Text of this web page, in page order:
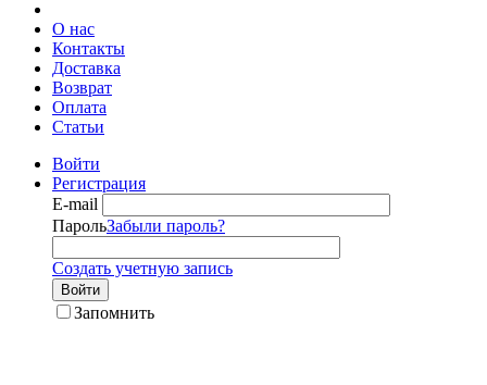
О нас
Контакты
Доставка
Возврат
Оплата
Статьи
Войти
Регистрация
E-mail
ПарольЗабыли пароль?
Создать учетную запись
Войти
Запомнить